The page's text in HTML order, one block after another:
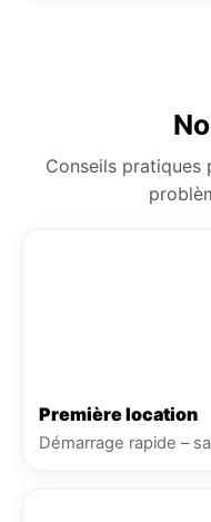
Conseils pratiques
Première location
Démarrage rapide –